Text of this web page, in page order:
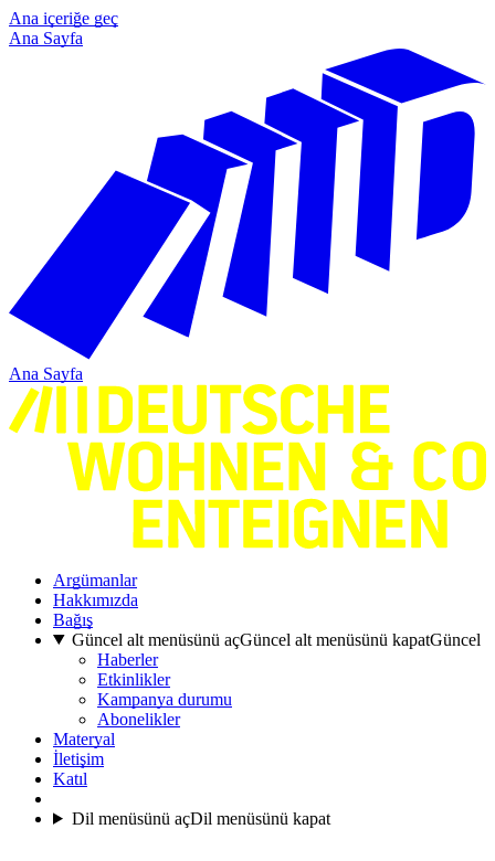
Ana içeriğe geç
Ana Sayfa
Ana Sayfa
Argümanlar
Hakkımızda
Bağış
Güncel alt menüsünü açGüncel alt menüsünü kapatGüncel
Haberler
Etkinlikler
Kampanya durumu
Abonelikler
Materyal
İletişim
Katıl
Dil menüsünü açDil menüsünü kapat